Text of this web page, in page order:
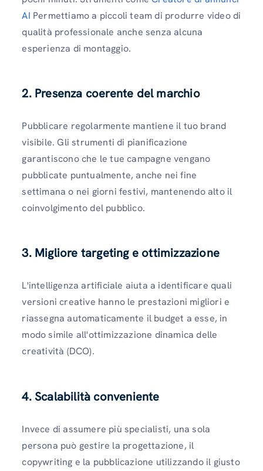
AI Permettiamo a piccoli team di produrre video di
qualità professionale anche senza alcuna
esperienza di montaggio.
2. Presenza coerente del marchio
Pubblicare regolarmente mantiene il tuo brand
visibile. Gli strumenti di pianificazione
garantiscono che le tue campagne vengano
pubblicate puntualmente, anche nei fine
settimana o nei giorni festivi, mantenendo alto il
coinvolgimento del pubblico.
3. Migliore targeting e ottimizzazione
L'intelligenza artificiale aiuta a identificare quali
versioni creative hanno le prestazioni migliori e
riassegna automaticamente il budget a esse, in
modo simile all'ottimizzazione dinamica delle
creatività (DCO).
4. Scalabilità conveniente
Invece di assumere più specialisti, una sola
persona può gestire la progettazione, il
copywriting e la pubblicazione utilizzando il giusto